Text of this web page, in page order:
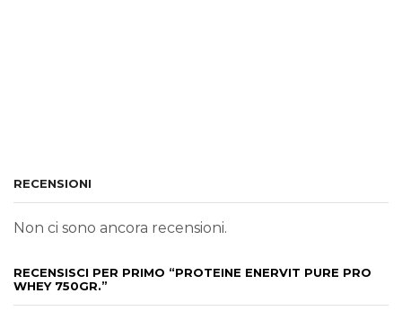
RECENSIONI
Non ci sono ancora recensioni.
RECENSISCI PER PRIMO “PROTEINE ENERVIT PURE PRO
WHEY 750GR.”